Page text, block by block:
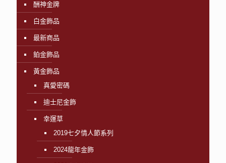
酬神金牌
白金飾品
最新商品
鉑金飾品
黃金飾品
真愛密碼
迪士尼金飾
幸運草
2019七夕情人節系列
2024龍年金飾